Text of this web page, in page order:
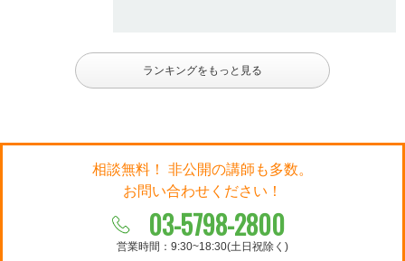
ランキングをもっと見る
相談無料！ 非公開の講師も多数。
お問い合わせください！
03-5798-2800
営業時間：9:30~18:30(土日祝除く)